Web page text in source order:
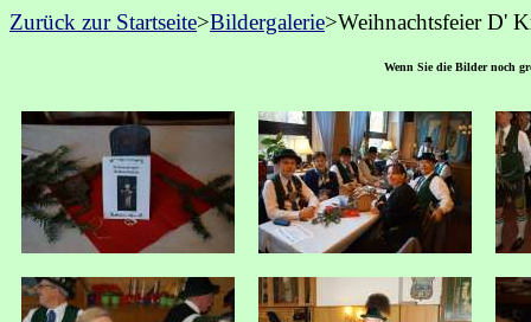
Zurück zur Startseite>Bildergalerie>Weihnachtsfeier D'
Wenn Sie die Bilder noch